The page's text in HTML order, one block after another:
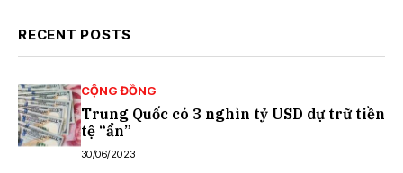
RECENT POSTS
CỘNG ĐỒNG
Trung Quốc có 3 nghìn tỷ USD dự trữ tiền
tệ “ẩn”
30/06/2023